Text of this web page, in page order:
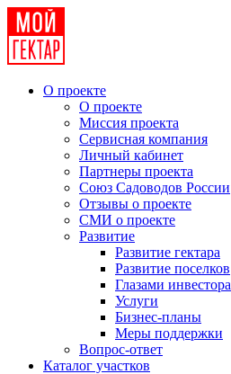
О проекте
О проекте
Миссия проекта
Сервисная компания
Личный кабинет
Партнеры проекта
Союз Садоводов России
Отзывы о проекте
СМИ о проекте
Развитие
Развитие гектара
Развитие поселков
Глазами инвестора
Услуги
Бизнес-планы
Меры поддержки
Вопрос-ответ
Каталог участков